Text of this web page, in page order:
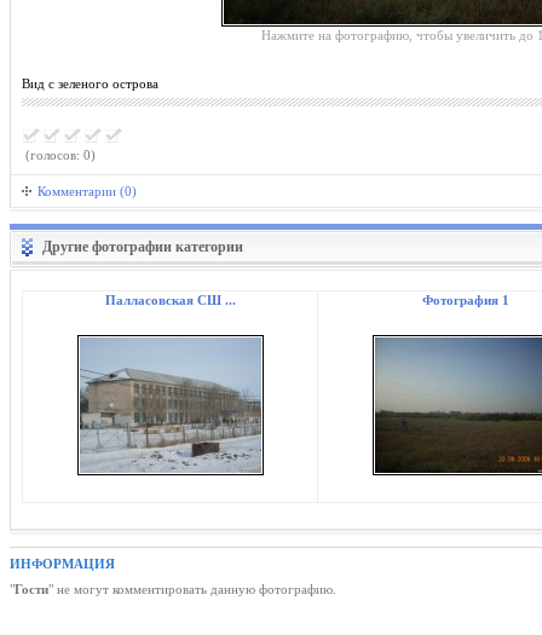
Нажмите на фотографию, чтобы увеличить до
Вид с зеленого острова
(голосов: 0)
Комментарии (0)
Другие фотографии категории
Палласовская СШ ... Фотография 1
ИНФОРМАЦИЯ
"Гости" не могут комментировать данную фотографию.